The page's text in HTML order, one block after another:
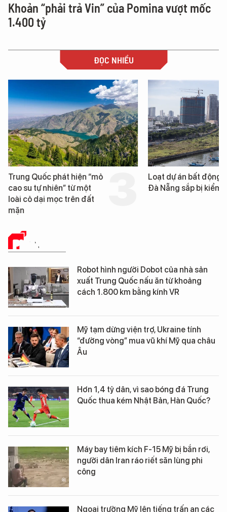
Khoản “phải trả Vin” của Pomina vượt mốc
1.400 tỷ
ĐỌC NHIỀU
Trung Quốc phát hiện “mỏ
cao su tự nhiên” từ một
loài cỏ dại mọc trên đất
mặn
Loạt dự án bất động
Đà Nẵng sắp bị kiểm
PHÂN TÍCH
Robot hình người Dobot của nhà sản
xuất Trung Quốc nấu ăn từ khoảng
cách 1.800 km bằng kính VR
Mỹ tạm dừng viện trợ, Ukraine tính
“đường vòng” mua vũ khí Mỹ qua châu
Âu
Hơn 1,4 tỷ dân, vì sao bóng đá Trung
Quốc thua kém Nhật Bản, Hàn Quốc?
Máy bay tiêm kích F-15 Mỹ bị bắn rơi,
người dân Iran ráo riết săn lùng phi
công
Ngoại trưởng Mỹ lên tiếng trấn an các